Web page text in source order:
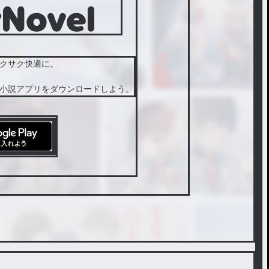
サク快適に。
説アプリをダウンロードしよう。